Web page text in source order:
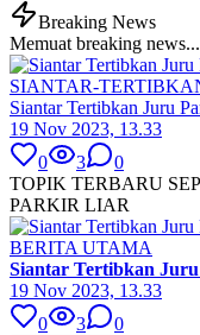
Breaking News
Memuat breaking news...
SIANTAR-
Siantar Tertibkan Juru
19 Nov 2023, 13.33
0
3
0
TOPIK TERBARU
PARKIR LIAR
BERITA UTAMA
Siantar Tertibkan
19 Nov 2023, 13.33
0
3 0